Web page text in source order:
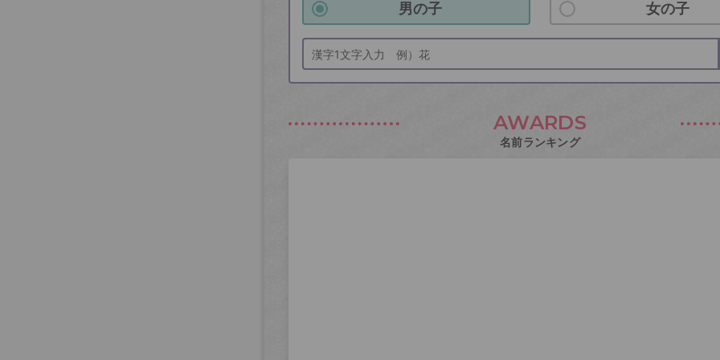
男の子 女の子
AWARDS
名前ランキング